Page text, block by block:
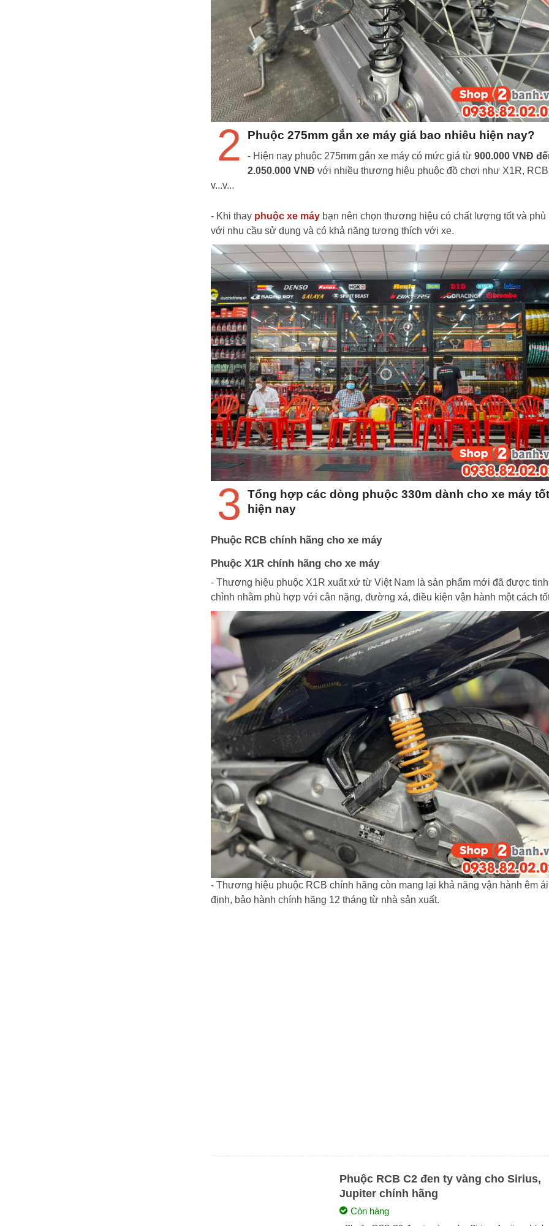
2 Phuộc 275mm gắn xe máy giá bao nhiêu hiện nay?
- Hiện nay phuộc 275mm gắn xe máy có mức giá từ 900.000 VNĐ
2.050.000 VNĐ với nhiều thương hiệu phuộc đồ chơi như X1R, RCB
v...v...
- Khi thay phuộc xe máy bạn nên chọn thương hiệu có chất lượng tốt và phù
với nhu cầu sử dụng và có khả năng tương thích với xe.
3
Tổng hợp các dòng phuộc 330m dành cho xe máy tốt
hiện nay
Phuộc RCB chính hãng cho xe máy
Phuộc X1R chính hãng cho xe máy
- Thương hiệu phuộc X1R xuất xứ từ Việt Nam là sản phẩm mới đã được tinh
chỉnh nhằm phù hợp với cân nặng, đường xá, điều kiện vận hành một cách
- Thương hiệu phuộc RCB chính hãng còn mang lại khả năng vận hành êm
định, bảo hành chính hãng 12 tháng từ nhà sản xuất.
Phuộc RCB C2 đen ty vàng cho Sirius,
Jupiter chính hãng
Còn hàng